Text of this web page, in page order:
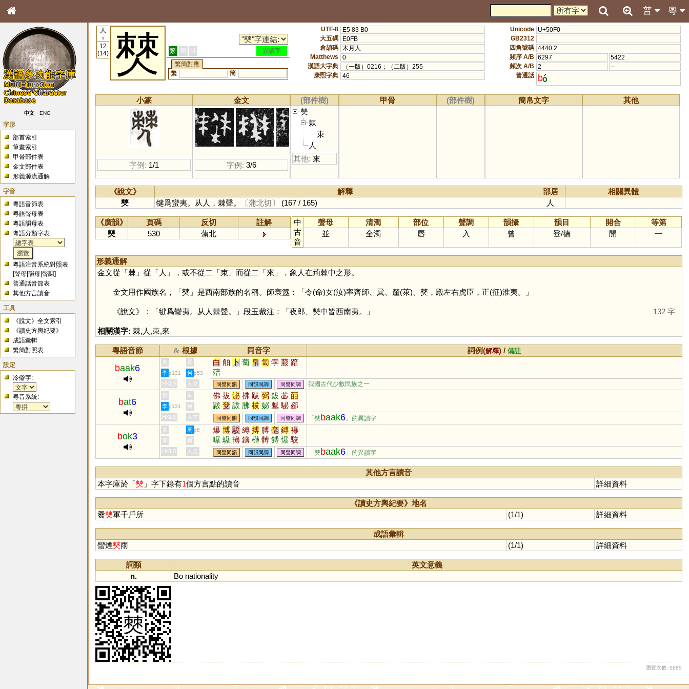
粵
普
中文 ENG
字形
部首索引
筆畫索引
甲骨部件表
金文部件表
形義源流通解
字音
粵語音節表
粵語聲母表
粵語韻母表
粵語分類字表:
粵語注音系統對照表
[聲母 |韻母 |聲調]
普通話音節表
其他方言讀音
工具
《說文》全文索引
《讀史方輿紀要》
成語彙輯
繁簡對照表
設定
冷僻字:
粵音系統:
人
9
12
(14)
僰 繁 簡 港
異讀字
繁簡對應
繁
簡
UTF-8
E5 83 B0
大五碼
E0FB
倉頡碼
木月人
Matthews
0
漢語大字典
（一版）0216；（二版）255
康熙字典 46
Unicode U+50F0
GB2312
四角號碼 4440.2
頻序 A/B 6297
5422
頻次 A/B 2
--
普通話 b
小篆
字例: 1/1
金文
字例: 3/6
(部件樹)
僰
棘
朿
人
其他: 來
甲骨 (部件樹) 簡帛文字 其他
《說文》 解釋 部居
相關異體
僰
犍爲蠻夷。从人，棘聲。 〔蒲北切〕 (167 / 165) 人
《廣韻》 頁碼 反切
註解
僰
530 蒲北
中
古
音
聲母 清濁 部位 聲調 韻攝 韻目 開合
等第
並
全濁 唇 入 曾 登/德 開 一
形義通解
金文從「棘」從「人 」，或不從二「朿 」而從二「來 」，象人在荊棘中之形。
金文用作國族名，「僰」是西南部族的名稱。師㝨簋：「令(命)女(汝)率齊師、㠱、釐(萊)、僰，殿左右虎臣，正(征)淮夷。」
《說文》：「犍爲蠻夷。从人棘聲。」段玉裁注：「夜郎、僰中皆西南夷。」 132 字
相關漢字: 棘,人,朿,來
粵語音節 & 根據 同音字 詞例(解釋) /備註
baak6
黃 周 白 舶 卜 蔔 帛 匐 孛 菔 踣
殕
李 p131 何 p53
HKLS 人文 同聲同韻 同韻同調 同聲同調 我國古代少數民族之一
bat6
黃 周 佛 拔 泌 拂 跋 弼 鈸 苾 皕
鼥 癹 詙 胇 柭 妼 魃 駜 邲
茇 軷 菝 胈 犮
李 p131
何
HKLS
人文 同聲同韻 同韻同調 同聲同調 「僰baak6 」的異讀字
bok3
黃 周 p8 爆 博 駁 縛 搏 膊 亳 鎛 襮
嚗 鸔 簙 鑮 欂 髆 餺 懪 駮
壆 猼 胉
李
何
HKLS
人文 同聲同韻 同韻同調 同聲同調 「僰baak6 」的異讀字
其他方言讀音
本字庫於「僰」字下錄有1個方言點的讀音 詳細資料
《讀史方輿紀要》地名
爨僰軍千戶所 (1/1) 詳細資料
成語彙輯
蠻煙僰雨 (1/1) 詳細資料
詞類
英文意義
n.
Bo nationality
瀏覽次數: 5685